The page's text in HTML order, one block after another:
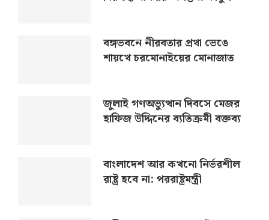
বঙ্গভবনে নীরবতার প্রথা ভেঙে
শায়খে চরমোনাইয়ের মোনাজাত
জুলাই গণঅভ্যুত্থান দিবসে মেজর
হাফিজ উদ্দিনের ব্যতিক্রমী বক্তব্য
বাংলাদেশ আর কখনো নির্ভরশীল
রাষ্ট্র হবে না: পররাষ্ট্রমন্ত্রী